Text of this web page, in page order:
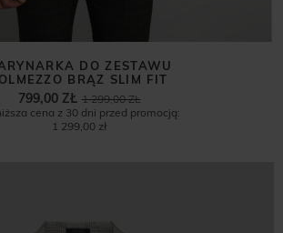
DO ZESTAWU
BRĄZ SLIM FIT
1 299,00 ZŁ
799,00 ZŁ
cena z 30 dni przed promocją:
1 299,00 zł